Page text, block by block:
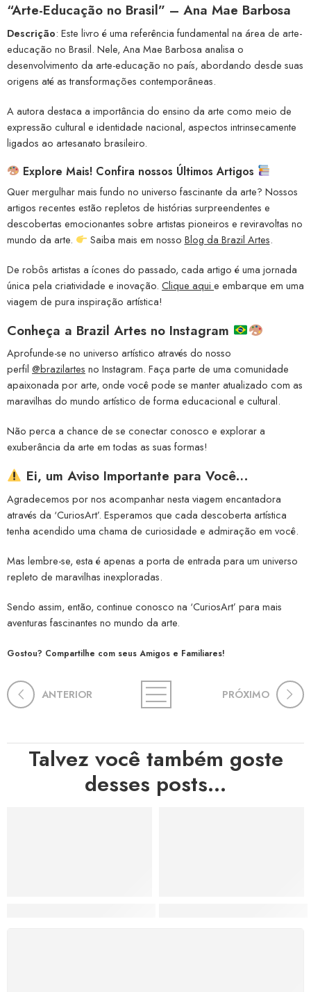
“Arte-Educação no Brasil” – Ana Mae Barbosa
Descrição: Este livro é uma referência fundamental na área de arte-
educação no Brasil. Nele, Ana Mae Barbosa analisa o
desenvolvimento da arte-educação no país, abordando desde suas
origens até as transformações contemporâneas.
A autora destaca a importância do ensino da arte como meio de
expressão cultural e identidade nacional, aspectos intrinsecamente
ligados ao artesanato brasileiro.
Explore Mais! Confira nossos Últimos Artigos
Quer mergulhar mais fundo no universo fascinante da arte? Nossos
artigos recentes estão repletos de histórias surpreendentes e
descobertas emocionantes sobre artistas pioneiros e reviravoltas no
mundo da arte.
Saiba mais em nosso Blog da Brazil Artes.
De robôs artistas a ícones do passado, cada artigo é uma jornada
única pela criatividade e inovação. Clique aqui e embarque em uma
viagem de pura inspiração artística!
Conheça a Brazil Artes no Instagram
Aprofunde-se no universo artístico através do nosso
perfil @brazilartes no Instagram. Faça parte de uma comunidade
apaixonada por arte, onde você pode se manter atualizado com as
maravilhas do mundo artístico de forma educacional e cultural.
Não perca a chance de se conectar conosco e explorar a
exuberância da arte em todas as suas formas!
Ei, um Aviso Importante para Você…
Agradecemos por nos acompanhar nesta viagem encantadora
através da ‘CuriosArt’. Esperamos que cada descoberta artística
tenha acendido uma chama de curiosidade e admiração em você.
Mas lembre-se, esta é apenas a porta de entrada para um universo
repleto de maravilhas inexploradas.
Sendo assim, então, continue conosco na ‘CuriosArt’ para mais
aventuras fascinantes no mundo da arte.
Gostou? Compartilhe com seus Amigos e Familiares!
ANTERIOR PRÓXIMO
Talvez você também goste
desses posts...